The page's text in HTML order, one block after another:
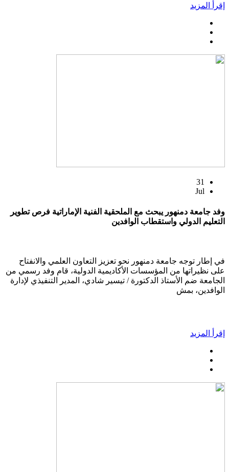
إقرأ المزيد
31
Jul
وفد جامعة دمنهور يبحث مع الملحقية الفنية الإماراتية فرص تطوير
التعليم الدولي واستقطاب الوافدين
في إطار توجه جامعة دمنهور نحو تعزيز التعاون العلمي والانفتاح
على نظيراتها من المؤسسات الأكاديمية الدولية، قام وفد رسمي من
الجامعة ضم الأستاذ الدكتورة / تيسير شادي، المدير التنفيذي لإدارة
الوافدين، بمش
إقرأ المزيد